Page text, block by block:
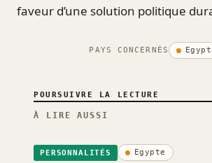
faveur d’une solution politique
PAYS CONCERNÉS
POURSUIVRE LA LECTURE
À LIRE AUSSI
PERSONNALITÉS Egypte